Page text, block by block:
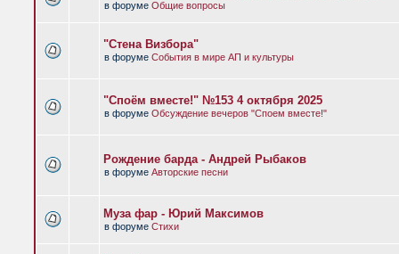
в форуме Общие вопросы
"Стена Визбора"
в форуме События в мире АП и культуры
"Споём вместе!" №153 4 октября 2025
в форуме Обсуждение вечеров "Споем вместе!"
Рождение барда - Андрей Рыбаков
в форуме Авторские песни
Муза фар - Юрий Максимов
в форуме Стихи